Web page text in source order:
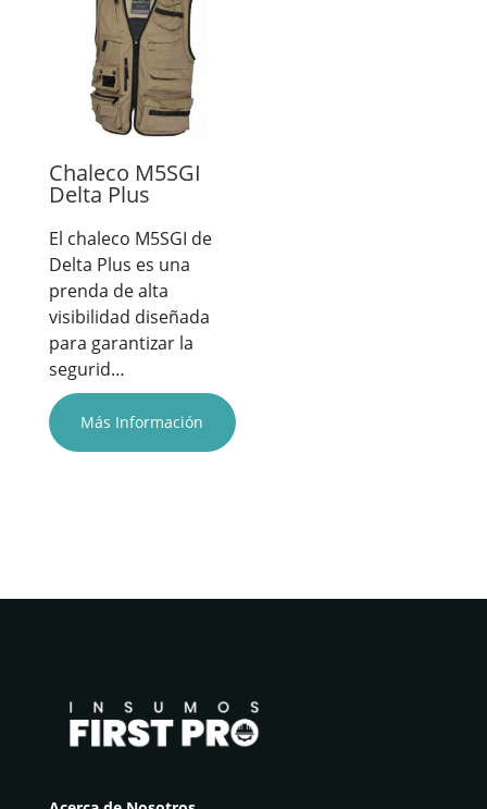
Chaleco M5SGI
Delta Plus
El chaleco M5SGI de
Delta Plus es una
prenda de alta
visibilidad diseñada
para garantizar la
segurid…
Más Información